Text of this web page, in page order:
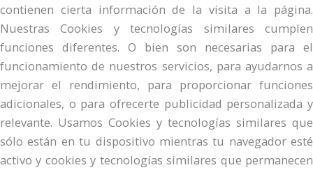
contienen cierta información de la visita a la página.
Nuestras Cookies y tecnologías similares cumplen
funciones diferentes. O bien son necesarias para el
funcionamiento de nuestros servicios, para ayudarnos a
mejorar el rendimiento, para proporcionar funciones
adicionales, o para ofrecerte publicidad personalizada y
relevante. Usamos Cookies y tecnologías similares que
sólo están en tu dispositivo mientras tu navegador esté
activo y cookies y tecnologías similares que permanecen